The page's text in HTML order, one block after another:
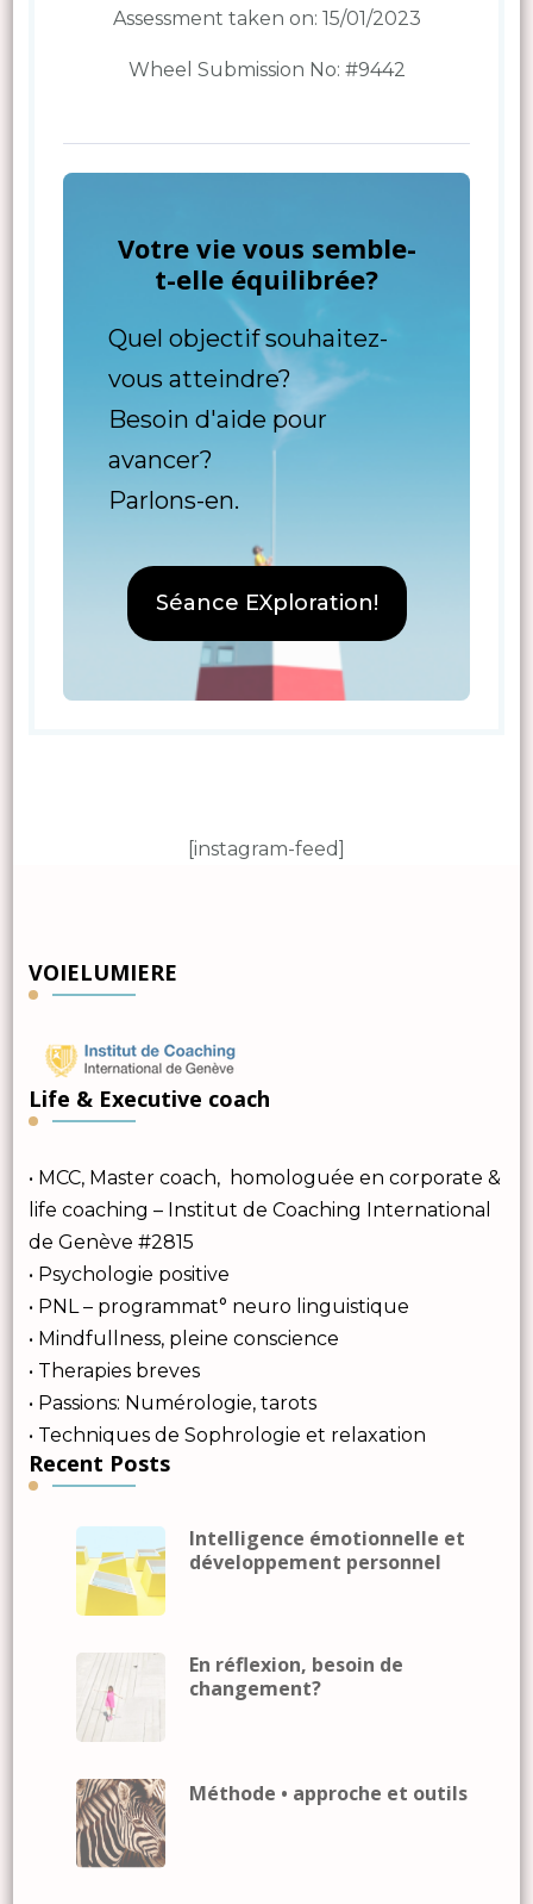
Assessment taken on: 15/01/2023
Wheel Submission No: #9442
Votre vie vous semble-
t-elle équilibrée?
Quel objectif souhaitez-
vous atteindre?
Besoin d'aide pour
avancer?
Parlons-en.
Séance EXploration!
[instagram-feed]
VOIELUMIERE
Life & Executive coach
• MCC, Master coach, homologuée en corporate &
life coaching – Institut de Coaching International
de Genève #2815
• Psychologie positive
• PNL – programmat° neuro linguistique
• Mindfullness, pleine conscience
• Therapies breves
• Passions: Numérologie, tarots
• Techniques de Sophrologie et relaxation
Recent Posts
Intelligence émotionnelle et
développement personnel
En réflexion, besoin de
changement?
Méthode • approche et outils